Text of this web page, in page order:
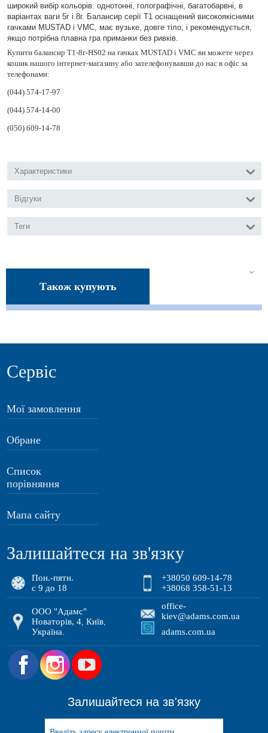
широкий вибір кольорів: однотонні, голографічні, багатобарвні, в
варіантах ваги 5г і 8г. Балансир серії Т1 оснащений високоякісними
гачками MUSTAD і VMC, має вузьке, довге тіло, і рекомендується,
якщо потрібна плавна гра приманки без ривків.
Купити балансир Т1-8г-HS02 на гачках MUSTAD і VMC ви можете через
кошик нашого інтернет-магазину або зателефонувавши до нас в офіс за
телефонами:
(044) 574-17-97
(044) 574-14-00
(050) 609-14-78
Характеристики
Відгуки
Теги
Також купують
Сервіс
Мої замовлення
Обране
Список
порівняння
Мапа сайту
Залишайтеся на зв'язку
Пон.-пятн.
с 9 до 18
+38050 609-14-78
+38068 358-51-13
ООО "Адамс"
Новаторів, 4 ,Київ
Україна
office-
kiev@adams.com.ua
adams.com.ua
.
Залишайтеся на зв'язку